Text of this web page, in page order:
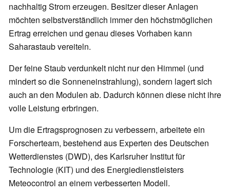
nachhaltig Strom erzeugen. Besitzer dieser Anlagen
möchten selbstverständlich immer den höchstmöglichen
Ertrag erreichen und genau dieses Vorhaben kann
Saharastaub vereiteln.
Der feine Staub verdunkelt nicht nur den Himmel (und
mindert so die Sonneneinstrahlung), sondern lagert sich
auch an den Modulen ab. Dadurch können diese nicht ihre
volle Leistung erbringen.
Um die Ertragsprognosen zu verbessern, arbeitete ein
Forscherteam, bestehend aus Experten des Deutschen
Wetterdienstes (DWD), des Karlsruher Institut für
Technologie (KIT) und des Energiedienstleisters
Meteocontrol an einem verbesserten Modell.